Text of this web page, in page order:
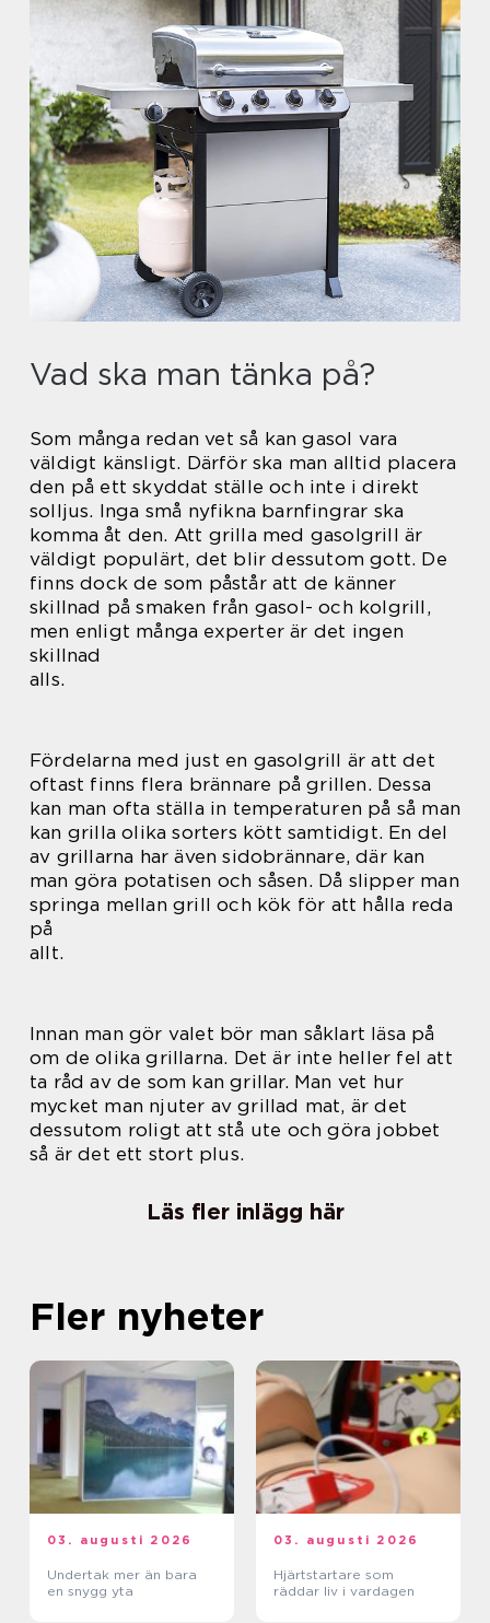
Vad ska man tänka på?
Som många redan vet så kan gasol vara
väldigt känsligt. Därför ska man alltid placera
den på ett skyddat ställe och inte i direkt
solljus. Inga små nyfikna barnfingrar ska
komma åt den. Att grilla med gasolgrill är
väldigt populärt, det blir dessutom gott. De
finns dock de som påstår att de känner
skillnad på smaken från gasol- och kolgrill,
men enligt många experter är det ingen
skillnad
alls.
Fördelarna med just en gasolgrill är att det
oftast finns flera brännare på grillen. Dessa
kan man ofta ställa in temperaturen på så man
kan grilla olika sorters kött samtidigt. En del
av grillarna har även sidobrännare, där kan
man göra potatisen och såsen. Då slipper man
springa mellan grill och kök för att hålla reda
på
allt.
Innan man gör valet bör man såklart läsa på
om de olika grillarna. Det är inte heller fel att
ta råd av de som kan grillar. Man vet hur
mycket man njuter av grillad mat, är det
dessutom roligt att stå ute och göra jobbet
så är det ett stort plus.
Läs fler inlägg här
Fler nyheter
03. augusti 2026
Undertak mer än bara
en snygg yta
03. augusti 2026
Hjärtstartare som
räddar liv i vardagen